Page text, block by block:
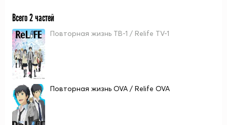
Всего 2 частей
Повторная жизнь ТВ-1 / Relife TV-1
Повторная жизнь OVA / Relife OVA